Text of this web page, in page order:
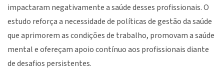
impactaram negativamente a saúde desses profissionais. O
estudo reforça a necessidade de políticas de gestão da saúde
que aprimorem as condições de trabalho, promovam a saúde
mental e ofereçam apoio contínuo aos profissionais diante
de desafios persistentes.